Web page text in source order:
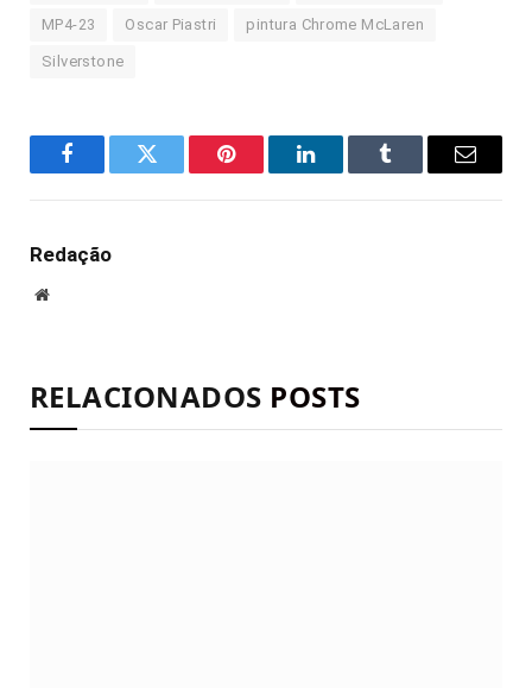
MP4-23 Oscar Piastri pintura Chrome McLaren
Silverstone
FacebookTwitter Pinterest LinkedInTumblr
E-
Redação
Site
RELACIONADOS POSTS